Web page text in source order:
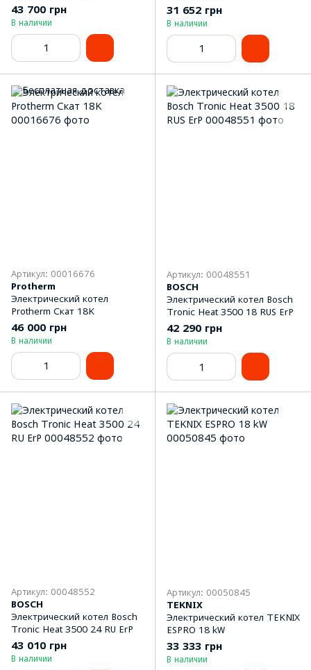
43 700 грн
В наличии
31 652 грн
В наличии
Артикул: 00016676
Protherm
Электрический котел
Protherm Скат 18K
46 000 грн
В наличии
Артикул: 00048551
BOSCH
Электрический котел Bosch
Tronic Heat 3500 18 RUS ErP
42 290 грн
В наличии
Артикул: 00048552
BOSCH
Электрический котел Bosch
Tronic Heat 3500 24 RU ErP
43 010 грн
В наличии
Артикул: 00050845
TEKNIX
Электрический котел TEKNIX
ESPRO 18 kW
33 333 грн
В наличии